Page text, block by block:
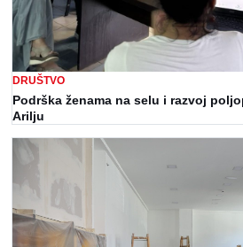
DRUŠTVO
Podrška ženama na selu i razvoj
Arilju